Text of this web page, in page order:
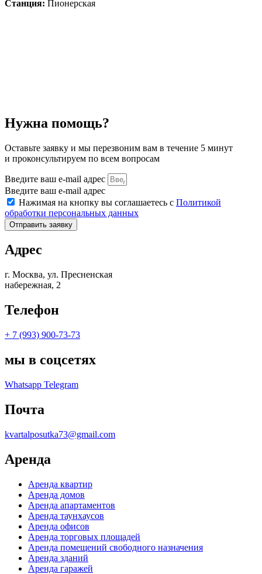
Станция: Пионерская
Нужна помощь?
Оставьте заявку и мы перезвоним вам в течение 5 минут
и проконсультируем по всем вопросам
Введите ваш e-mail адрес
Введите ваш e-mail адрес
Нажимая на кнопку вы соглашаетесь с Политикой
обработки персональных данных
Отправить заявку
Адрес
г. Москва, ул. Пресненская
набережная, 2
Телефон
+ 7 (993) 900-73-73
мы в соцсетях
Whatsapp Telegram
Почта
kvartalposutka73@gmail.com
Аренда
Аренда квартир
Аренда домов
Аренда апартаментов
Аренда таунхаусов
Аренда офисов
Аренда торговых площадей
Аренда помещений свободного назначения
Аренда зданий
Аренда гаражей